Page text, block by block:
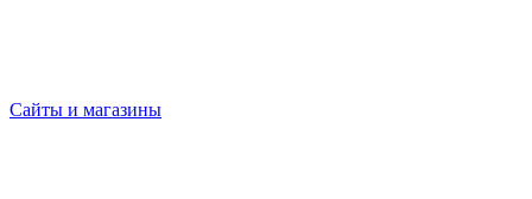
Сайты и магазины